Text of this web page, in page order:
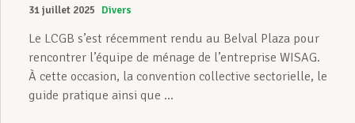
31 juillet 2025 Divers
Le LCGB s’est récemment rendu au Belval Plaza pour
rencontrer l’équipe de ménage de l’entreprise WISAG.
À cette occasion, la convention collective sectorielle, le
guide pratique ainsi que ...